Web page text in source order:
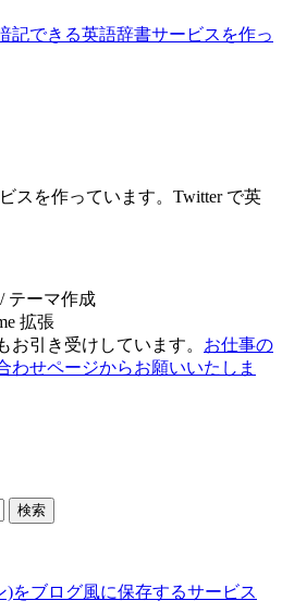
記できる英語辞書サービスを作っ
スを作っています。Twitter で英
テーマ作成
拡張
お引き受けしています。 お仕事の
わせページからお願いいたしま
)をブログ風に保存するサービス